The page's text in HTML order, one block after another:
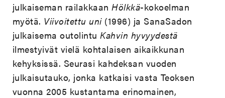
julkaiseman railakkaanHölkkä-kokoelman
myötä. Viivoitettu uni (1996) ja SanaSadon
julkaisema outolintuKahvin hyvyydestä
ilmestyivät vielä kohtalaisen aikaikkunan
kehyksissä. Seurasi kahdeksan vuoden
julkaisutauko, jonka katkaisi vasta Teoksen
vuonna 2005 kustantama erinomainen,